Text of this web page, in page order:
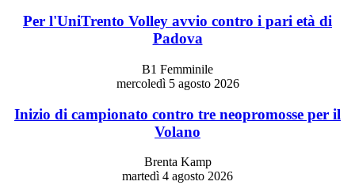
Per l'UniTrento Volley avvio contro i pari età di
Padova
B1 Femminile
mercoledì 5 agosto 2026
Inizio di campionato contro tre neopromosse per il
Volano
Brenta Kamp
martedì 4 agosto 2026